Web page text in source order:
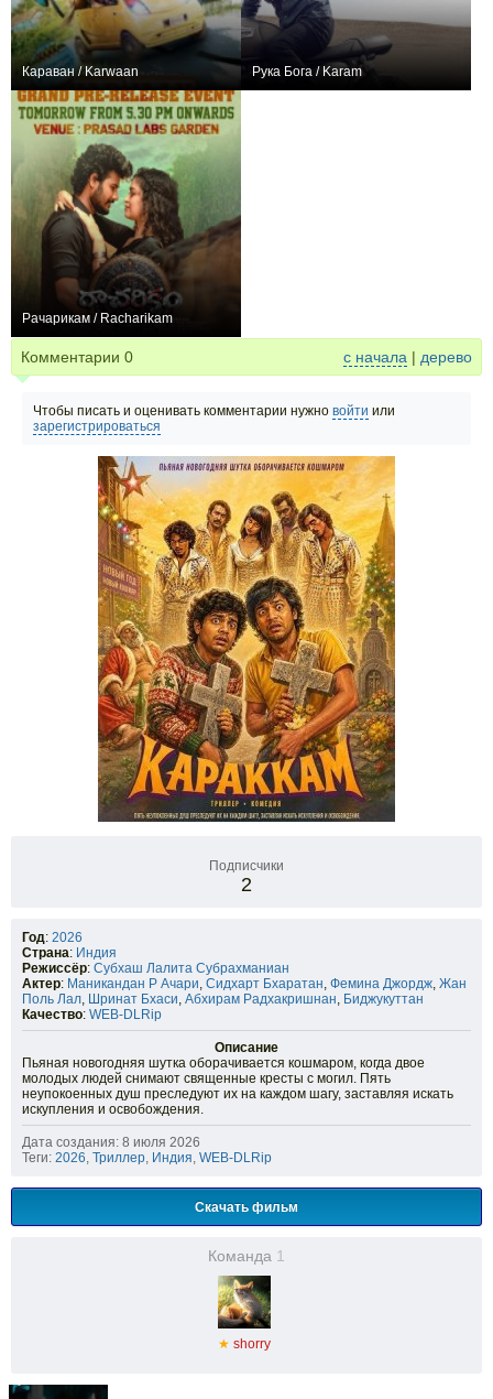
Караван / Karwaan Рука Бога / Karam
Рачарикам / Racharikam
Комментарии 0 с начала | дерево
Чтобы писать и оценивать комментарии нужно войти или
зарегистрироваться
Подписчики
2
Год: 2026
Страна: Индия
Режиссёр: Субхаш Лалита Субрахманиан
Актер: Маникандан Р Ачари, Сидхарт Бхаратан, Фемина Джордж, Жан
Поль Лал, Шринат Бхаси, Абхирам Радхакришнан, Биджукуттан
Качество: WEB-DLRip
Описание
Пьяная новогодняя шутка оборачивается кошмаром, когда двое
молодых людей снимают священные кресты с могил. Пять
неупокоенных душ преследуют их на каждом шагу, заставляя искать
искупления и освобождения.
Дата создания: 8 июля 2026
Теги: 2026, Триллер, Индия, WEB-DLRip
Скачать фильм
Команда 1
★ shorry